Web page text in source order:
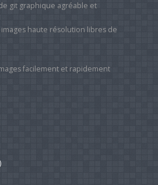
git graphique agréable et
haute résolution libres de
facilement et rapidement